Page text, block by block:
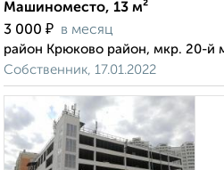
Машиноместо, 13 м²
3 000 ₽ в месяц
район Крюково район, мкр. 20-й
Собственник, 17.01.2022